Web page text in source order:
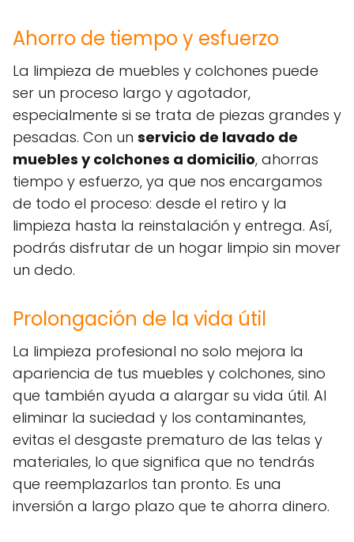
Ahorro de tiempo y esfuerzo
La limpieza de muebles y colchones puede
ser un proceso largo y agotador,
especialmente si se trata de piezas grandes y
pesadas. Con un servicio de lavado de
muebles y colchones a domicilio, ahorras
tiempo y esfuerzo, ya que nos encargamos
de todo el proceso: desde el retiro y la
limpieza hasta la reinstalación y entrega. Así,
podrás disfrutar de un hogar limpio sin mover
un dedo.
Prolongación de la vida útil
La limpieza profesional no solo mejora la
apariencia de tus muebles y colchones, sino
que también ayuda a alargar su vida útil. Al
eliminar la suciedad y los contaminantes,
evitas el desgaste prematuro de las telas y
materiales, lo que significa que no tendrás
que reemplazarlos tan pronto. Es una
inversión a largo plazo que te ahorra dinero.